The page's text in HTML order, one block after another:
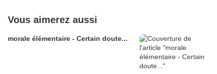
Vous aimerez aussi
morale élémentaire - Certain doute...